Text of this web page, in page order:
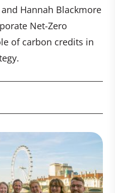
Hannah Blackmore
Net-Zero
of carbon credits in